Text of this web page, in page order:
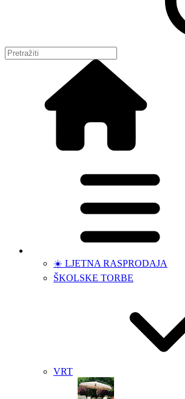
☀️ LJETNA RASPRODAJA
ŠKOLSKE TORBE
VRT